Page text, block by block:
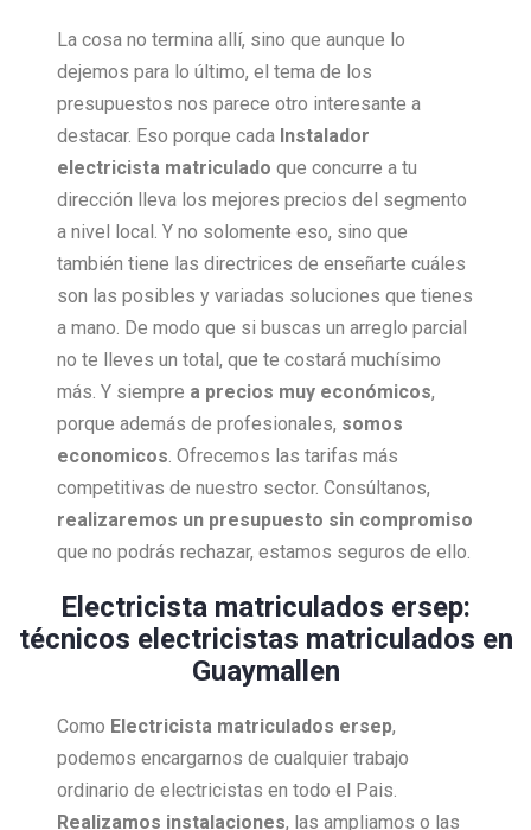
La cosa no termina allí, sino que aunque lo
dejemos para lo último, el tema de los
presupuestos nos parece otro interesante a
destacar. Eso porque cada Instalador
electricista matriculado que concurre a tu
dirección lleva los mejores precios del segmento
a nivel local. Y no solomente eso, sino que
también tiene las directrices de enseñarte cuáles
son las posibles y variadas soluciones que tienes
a mano. De modo que si buscas un arreglo parcial
no te lleves un total, que te costará muchísimo
más. Y siempre a precios muy económicos,
porque además de profesionales, somos
economicos . Ofrecemos las tarifas más
competitivas de nuestro sector. Consúltanos,
realizaremos un presupuesto sin compromiso
que no podrás rechazar, estamos seguros de ello.
Electricista matriculados ersep:
técnicos electricistas matriculados en
Guaymallen
Como Electricista matriculados ersep,
podemos encargarnos de cualquier trabajo
ordinario de electricistas en todo el Pais.
Realizamos instalaciones, las ampliamos o las